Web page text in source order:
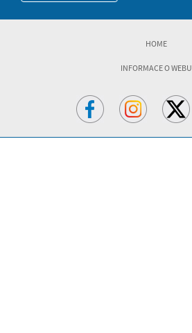
HOME
INFORMACE O WEBU